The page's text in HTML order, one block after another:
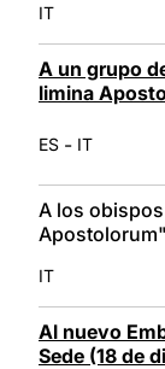
IT
A un grupo
limina
ES - IT
A los
IT
Al nuevo
Sede (18 de